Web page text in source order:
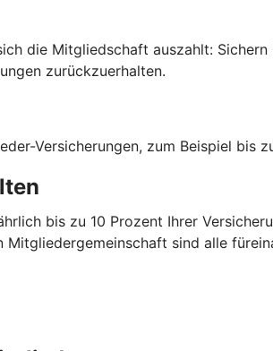
die Mitgliedschaft auszahlt:
zurückzuerhalten.
Versicherungen, zum Beispiel bis
bis zu 10 Prozent Ihrer
Mitgliedergemeinschaft sind alle